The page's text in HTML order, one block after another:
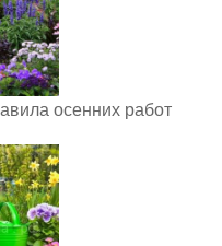
осенних работ